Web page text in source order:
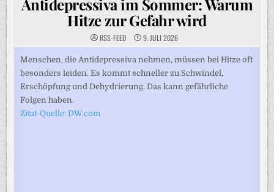
Antidepressiva im Sommer: Warum
Hitze zur Gefahr wird
RSS-FEED 9. JULI 2026
Menschen, die Antidepressiva nehmen, müssen bei Hitze oft
besonders leiden. Es kommt schneller zu Schwindel,
Erschöpfung und Dehydrierung. Das kann gefährliche
Folgen haben.
Zitat-Quelle: DW.com